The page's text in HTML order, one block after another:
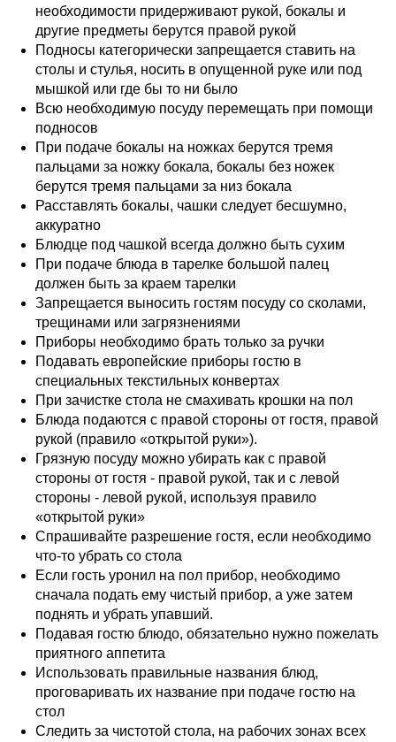
необходимости придерживают рукой, бокалы и
другие предметы берутся правой рукой
Подносы категорически запрещается ставить на
столы и стулья, носить в опущенной руке или под
мышкой или где бы то ни было
Всю необходимую посуду перемещать при помощи
подносов
При подаче бокалы на ножках берутся тремя
пальцами за ножку бокала, бокалы без ножек
берутся тремя пальцами за низ бокала
Расставлять бокалы, чашки следует бесшумно,
аккуратно
Блюдце под чашкой всегда должно быть сухим
При подаче блюда в тарелке большой палец
должен быть за краем тарелки
Запрещается выносить гостям посуду со сколами,
трещинами или загрязнениями
Приборы необходимо брать только за ручки
Подавать европейские приборы гостю в
специальных текстильных конвертах
При зачистке стола не смахивать крошки на пол
Блюда подаются с правой стороны от гостя, правой
рукой (правило «открытой руки»).
Грязную посуду можно убирать как с правой
стороны от гостя - правой рукой, так и с левой
стороны - левой рукой, используя правило
«открытой руки»
Спрашивайте разрешение гостя, если необходимо
что-то убрать со стола
Если гость уронил на пол прибор, необходимо
сначала подать ему чистый прибор, а уже затем
поднять и убрать упавший.
Подавая гостю блюдо, обязательно нужно пожелать
приятного аппетита
Использовать правильные названия блюд,
проговаривать их название при подаче гостю на
стол
Следить за чистотой стола, на рабочих зонах всех